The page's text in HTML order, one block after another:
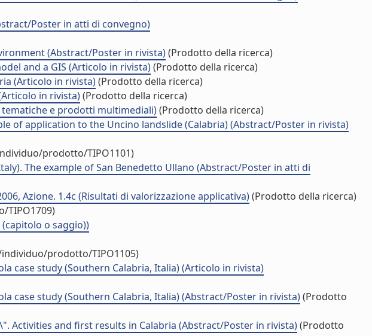
Poster in atti di convegno)
(Abstract/Poster in rivista)(Prodotto della ricerca)
and a GIS (Articolo in rivista)(Prodotto della ricerca)
(Articolo in rivista)(Prodotto della ricerca)
in rivista)(Prodotto della ricerca)
e prodotti multimediali)(Prodotto della ricerca)
of application to the Uncino landslide (Calabria) (Abstract/Poster in rivista)
prodotto/TIPO1101)
The example of San Benedetto Ullano (Abstract/Poster in atti di
Azione. 1.4c (Risultati di valorizzazione applicativa)(Prodotto della ricerca)
o saggio))
prodotto/TIPO1105)
case study (Southern Calabria, Italia) (Articolo in rivista)
case study (Southern Calabria, Italia) (Abstract/Poster in rivista)(Prodotto
Activities and first results in Calabria (Abstract/Poster in rivista)(Prodotto